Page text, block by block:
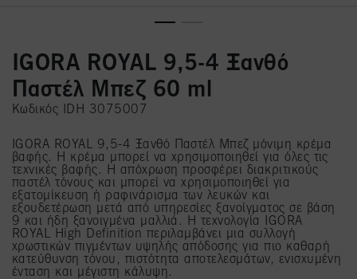
IGORA ROYAL 9,5-4 Ξανθό
Παστέλ Μπεζ 60 ml
Κωδικός IDH 3075007
IGORA ROYAL 9,5-4 Ξανθό Παστέλ Μπεζ μόνιμη κρέμα
βαφής. Η κρέμα μπορεί να χρησιμοποιηθεί για όλες τις
τεχνικές βαφής. Η απόχρωση προσφέρει διακριτικούς
παστέλ τόνους και μπορεί να χρησιμοποιηθεί για
εξατομίκευση ή ραφινάρισμα των λευκών και
εξουδετέρωση μετά από υπηρεσίες ξανοίγματος σε βάση
9 και ήδη ξανοιγμένα μαλλιά. Η τεχνολογία IGORA
ROYAL High Definition περιλαμβάνει μια συλλογή
χρωστικών πιγμέντων υψηλής απόδοσης για πιο καθαρή
κατεύθυνση τόνου, πιστότητα αποτελεσμάτων, ενισχυμένη
ένταση και μέγιστη κάλυψη.